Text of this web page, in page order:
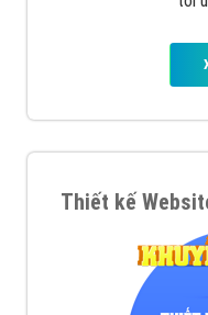
Thiết kế